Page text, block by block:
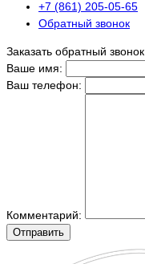
+7 (861) 205-05-65
Обратный звонок
Заказать обратный звонок
Ваше имя:
Ваш телефон:
Комментарий:
Отправить